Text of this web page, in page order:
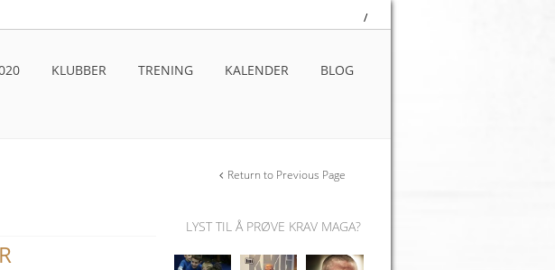
/
KLUBBER TRENING KALENDER BLOG
Return to Previous Page
LYST TIL Å PRØVE KRAV MAGA?